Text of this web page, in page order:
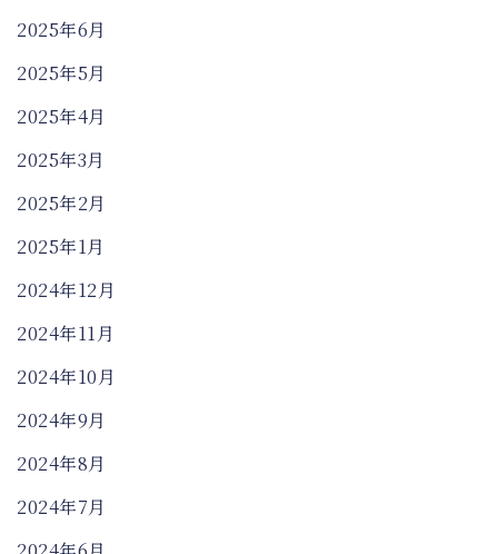
2025年6月
2025年5月
2025年4月
2025年3月
2025年2月
2025年1月
2024年12月
2024年11月
2024年10月
2024年9月
2024年8月
2024年7月